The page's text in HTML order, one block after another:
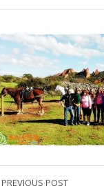
PREVIOUS POST